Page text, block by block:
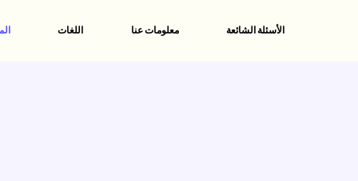
اللغات معلومات عنا الأسئلة الشائعة